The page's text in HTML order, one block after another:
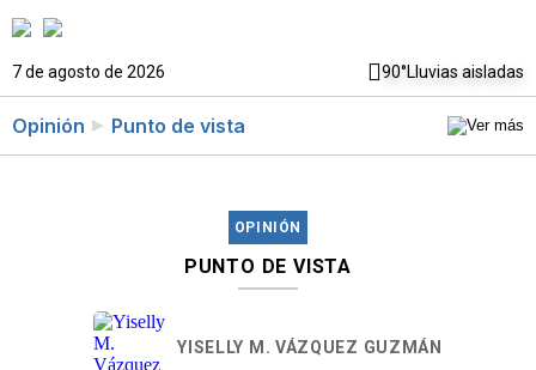
7 de agosto de 2026 90°Lluvias aisladas
Opinión Punto de vista
OPINIÓN
PUNTO DE VISTA
YISELLY M. VÁZQUEZ GUZMÁN